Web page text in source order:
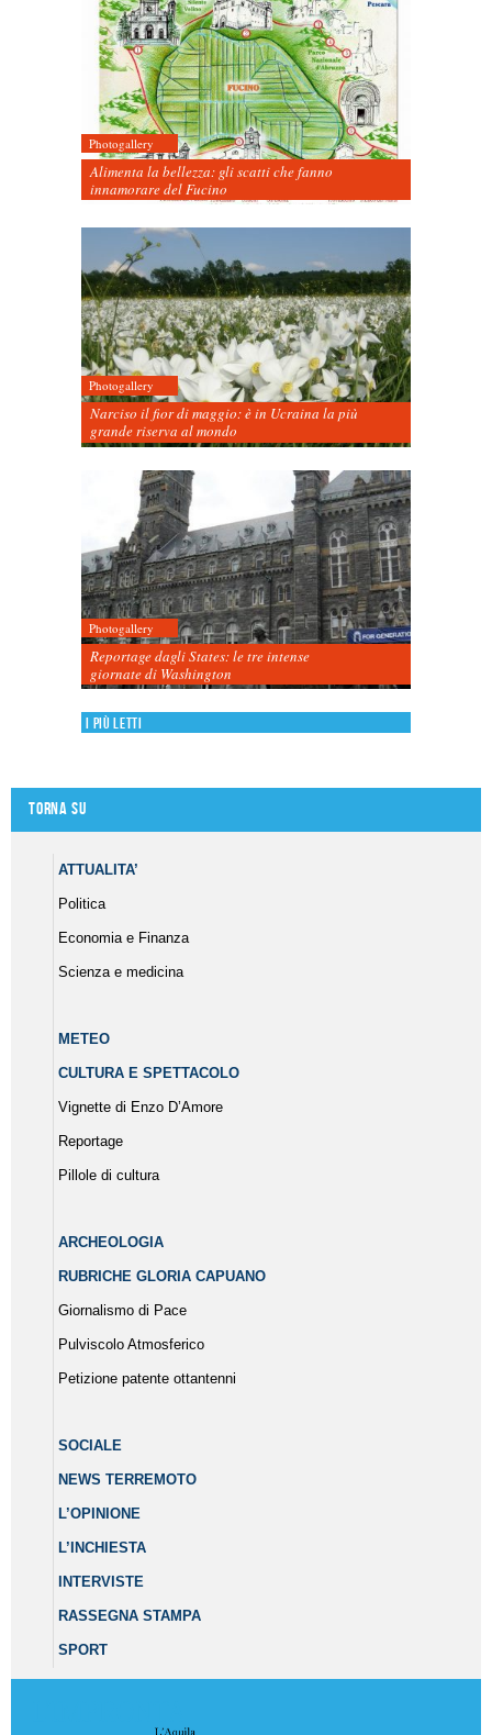
Photogallery
Alimenta la bellezza: gli scatti che fanno
innamorare del Fucino
Photogallery
Narciso il fior di maggio: è in Ucraina la più
grande riserva al mondo
Photogallery
Reportage dagli States: le tre intense
giornate di Washington
I più letti
Torna su
ATTUALITA’
Politica
Economia e Finanza
Scienza e medicina
METEO
CULTURA E SPETTACOLO
Vignette di Enzo D’Amore
Reportage
Pillole di cultura
ARCHEOLOGIA
RUBRICHE GLORIA CAPUANO
Giornalismo di Pace
Pulviscolo Atmosferico
Petizione patente ottantenni
SOCIALE
NEWS TERREMOTO
L’OPINIONE
L’INCHIESTA
INTERVISTE
RASSEGNA STAMPA
SPORT